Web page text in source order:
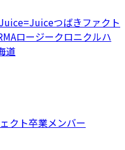
Juice=Juiceつばきファクト
ロージークロニクルハ
道
クト卒業メンバー